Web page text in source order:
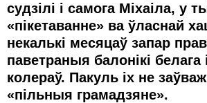
судзілі і самога Міхаіла, у
«пікетаванне» ва ўласнай
некалькі месяцаў запар
паветраныя балонікі белага
колераў. Пакуль іх не
«пільныя грамадзяне».